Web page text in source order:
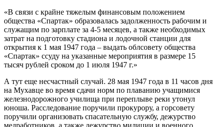
«В связи с крайне тяжелым финансовым положением
общества «Спартак» образовалась задолженность рабочим и
служащим по зарплате за 4-5 месяцев, а также необходимых
затрат на подготовку стадиона и лодочной станции для
открытия к 1 мая 1947 года – выдать облсовету общества
«Спартак» ссуду на указанные мероприятия в размере 15
тысяч рублей сроком до 1 июля 1947 г.»
А тут еще несчастный случай. 28 мая 1947 года в 11 часов дня
на Мухавце во время сдачи норм по плаванию учащимися
железнодорожного училища при переплыве реки утонул
юноша. Расследование поручили прокурору, а горсовету
поручили организовать спасательную службу, дежурство
медработников, а также дежурство милиции и военного